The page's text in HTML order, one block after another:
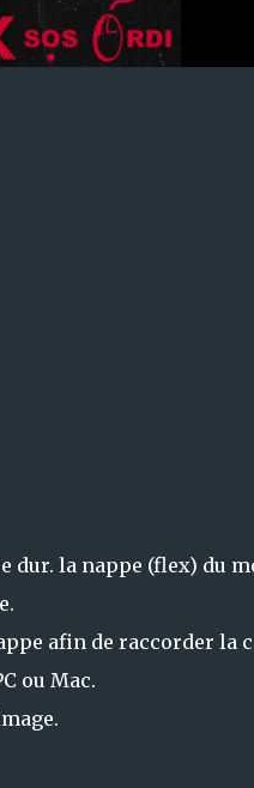
la nappe (flex) du
afin de raccorder la
ou Mac.